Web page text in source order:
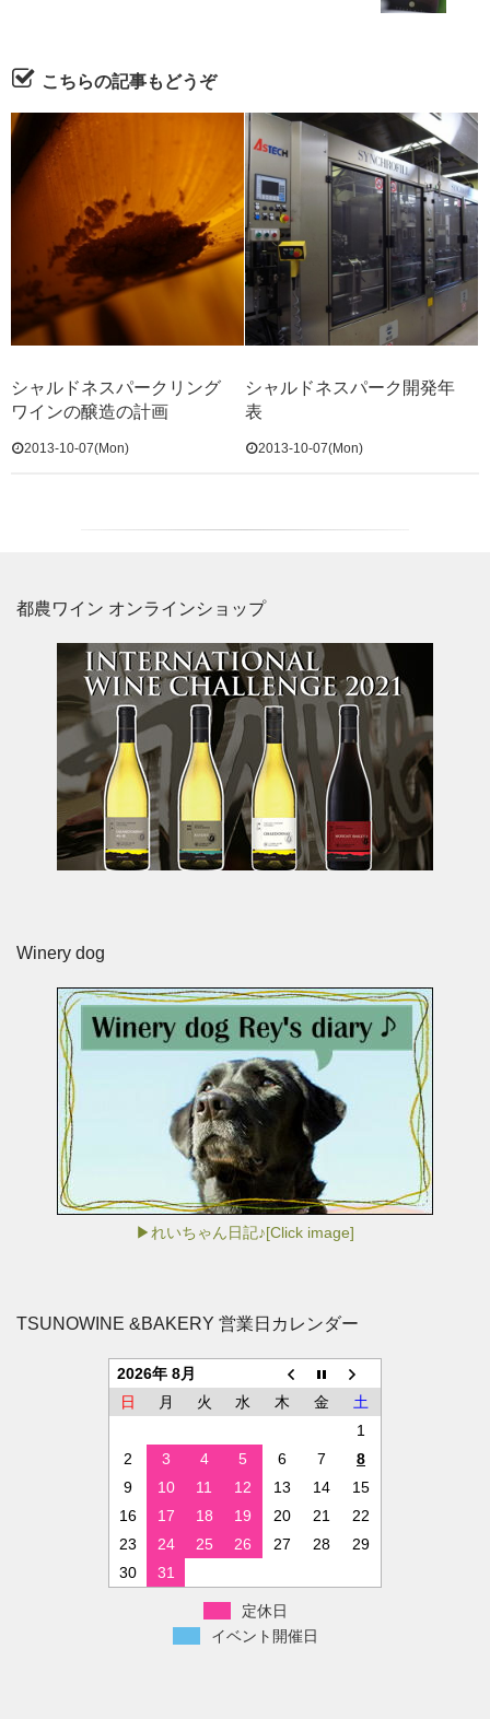
こちらの記事もどうぞ
シャルドネスパークリング
ワインの醸造の計画
2013-10-07(Mon)
シャルドネスパーク開発年
表
2013-10-07(Mon)
都農ワイン オンラインショップ
Winery dog
▶れいちゃん日記♪[Click image]
TSUNOWINE &BAKERY 営業日カレンダー
2026年 8月
日
月 火 水 木 金
土
1
2
3 4 5 6 7
8
9
10 11 12 13 14
15
16
17 18 19 20 21
22
23
24 25 26 27 28
29
30
31
定休日
イベント開催日